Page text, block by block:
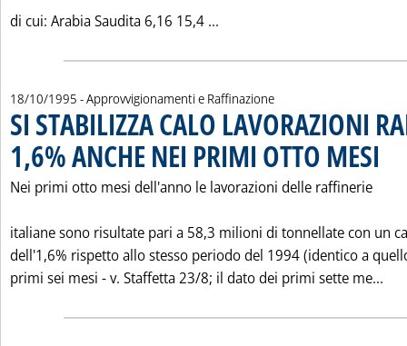
di cui: Arabia Saudita 6,16 15,4 ...
18/10/1995 - Approvvigionamenti e Raffinazione
SI STABILIZZA CALO LAVORAZIONI
1,6% ANCHE NEI PRIMI OTTO MESI
Nei primi otto mesi dell'anno le lavorazioni delle raffinerie
italiane sono risultate pari a 58,3 milioni di tonnellate con un
dell'1,6% rispetto allo stesso periodo del 1994 (identico a
primi sei mesi - v. Staffetta 23/8; il dato dei primi sette me...